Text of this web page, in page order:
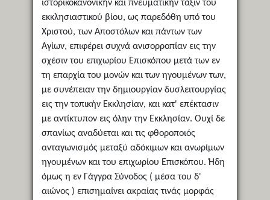
ιστορικοκανονικήν και πνευματικήν τάξιν του
εκκλησιαστικού βίου, ως παρεδόθη υπό του
Χριστού, των Αποστόλων και πάντων των
Αγίων, επιφέρει συχνά ανισορροπίαν εις την
σχέσιν του επιχωρίου Επισκόπου μετά των εν
τη επαρχία του μονών και των ηγουμένων των,
με συνέπειαν την δημιουργίαν δυσλειτουργίας
εις την τοπικήν Εκκλησίαν, και κατ' επέκτασιν
με αντίκτυπον εις όλην την Εκκλησίαν. Ουχί δε
σπανίως αναδύεται και τις φθοροποιός
ανταγωνισμός μεταξύ αδόκιμων και ανωρίμων
ηγουμένων και του επιχωρίου Επισκόπου. Ήδη
όμως η εν Γάγγρα Σύνοδος ( μέσα του δ'
αιώνος ) επισημαίνει ακραίας τινάς μορφάς